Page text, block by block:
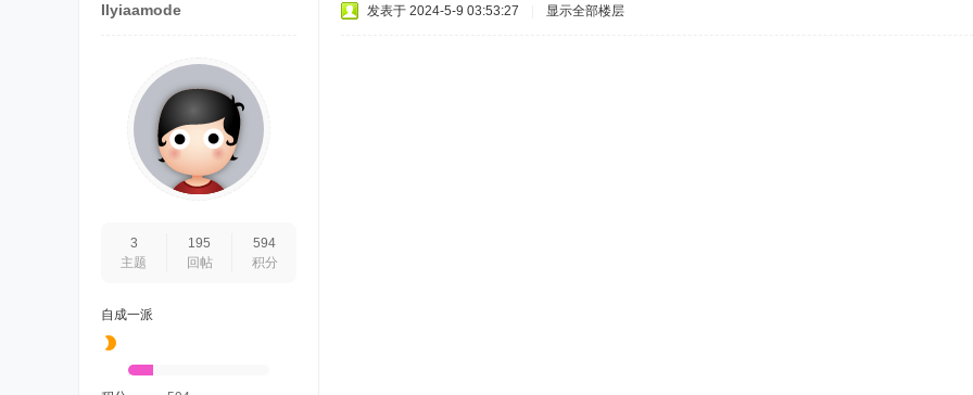
Ilyiaamode
3
主题
195
回帖
594
积分
自成一派
发表于 2024-5-9 03:53:27 显示全部楼层